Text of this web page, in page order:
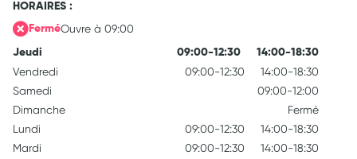
HORAIRES :
FerméOuvre à 09:00
Jeudi 09:00-12:30 14:00-18:30
Vendredi 09:00-12:30
14:00-18:30
Samedi
09:00-12:00
Dimanche
Fermé
Lundi
09:00-12:30
14:00-18:30
Mardi
09:00-12:30
14:00-18:30